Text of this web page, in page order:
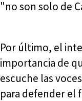
"no son solo de
Por último, el
importancia de
escuche las
para defender el